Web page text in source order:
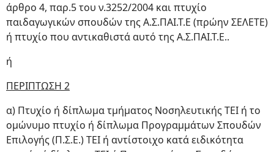
άρθρο 4, παρ.5 του ν.3252/2004 και πτυχίο
παιδαγωγικών σπουδών της Α.Σ.ΠΑΙ.Τ.Ε (πρώην ΣΕΛΕΤΕ)
ή πτυχίο που αντικαθιστά αυτό της Α.Σ.ΠΑΙ.Τ.Ε..
ή
ΠΕΡΙΠΤΩΣΗ 2
α) Πτυχίο ή δίπλωμα τμήματος Νοσηλευτικής ΤΕΙ ή το
ομώνυμο πτυχίο ή δίπλωμα Προγραμμάτων Σπουδών
Επιλογής (Π.Σ.Ε.) ΤΕΙ ή αντίστοιχο κατά ειδικότητα